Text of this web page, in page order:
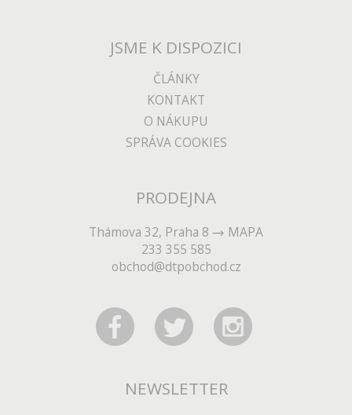
JSME K DISPOZICI
ČLÁNKY
KONTAKT
O NÁKUPU
SPRÁVA COOKIES
PRODEJNA
Thámova 32, Praha 8
MAPA
233 355 585
obchod@dtpobchod.cz
NEWSLETTER